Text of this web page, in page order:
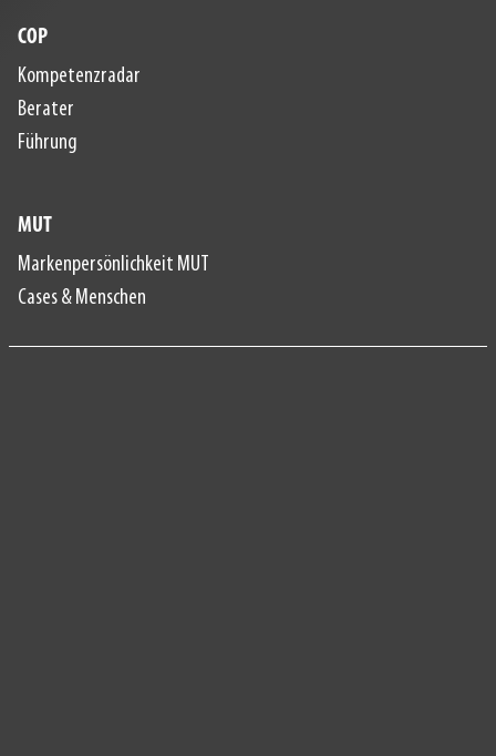
COP
Kompetenzradar
Berater
Führung
MUT
Markenpersönlichkeit MUT
Cases & Menschen